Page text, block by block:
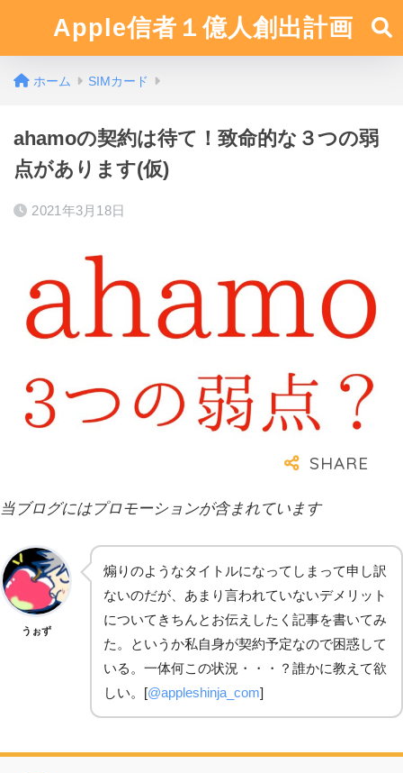
Apple信者１億人創出計画
ホーム SIMカード
ahamoの契約は待て！致命的な３つの弱
点があります(仮)
2021年3月18日
当ブログにはプロモーションが含まれています
うぉず
煽りのようなタイトルになってしまって申し訳
ないのだが、あまり言われていないデメリット
についてきちんとお伝えしたく記事を書いてみ
た。というか私自身が契約予定なので困惑して
いる。一体何この状況・・・？誰かに教えて欲
しい。[@appleshinja_com]